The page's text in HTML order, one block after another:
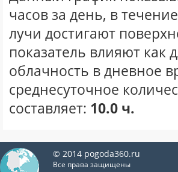
часов за день, в
лучи достигают
показатель влияют как
облачность в дневное
среднесуточное
составляет: 10.0 ч.
© 2014 pogoda360.ru
Все права защищены